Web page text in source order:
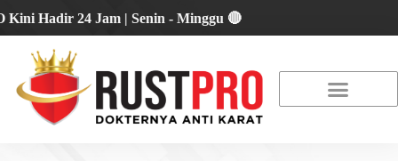
Hadir 24 Jam | Senin - Minggu 🔴